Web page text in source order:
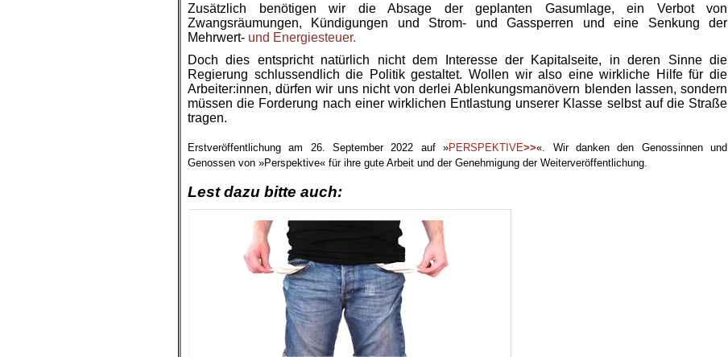
Zusätzlich benötigen wir die Absage der geplanten Gasumlage, ein Verbot von
Zwangsräumungen, Kündigungen und Strom- und Gassperren und eine Senkung der
Mehrwert- und Energiesteuer.
Doch dies entspricht natürlich nicht dem Interesse der Kapitalseite, in deren Sinne die
Regierung schlussendlich die Politik gestaltet. Wollen wir also eine wirkliche Hilfe für die
Arbeiter:innen, dürfen wir uns nicht von derlei Ablenkungsmanövern blenden lassen, sondern
müssen die Forderung nach einer wirklichen Entlastung unserer Klasse selbst auf die Straße
tragen.
Erstveröffentlichung am 26. September 2022 auf »PERSPEKTIVE>>«. Wir danken den Genossinnen und
Genossen von »Perspektive« für ihre gute Arbeit und der Genehmigung der Weiterveröffentlichung.
Lest dazu bitte auch: